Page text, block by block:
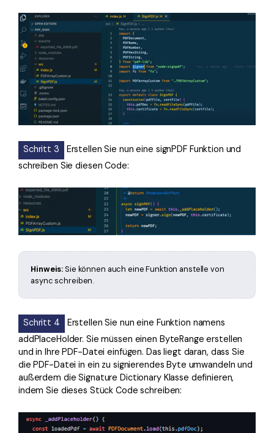
Schritt 3
Erstellen Sie nun eine signPDF Funktion und
schreiben Sie diesen Code:
Hinweis:Sie können auch eine Funktion anstelle von
async schreiben.
Schritt 4
Erstellen Sie nun eine Funktion namens
addPlaceHolder. Sie müssen einen ByteRange erstellen
und in Ihre PDF-Datei einfügen. Das liegt daran, dass Sie
die PDF-Datei in ein zu signierendes Byte umwandeln und
außerdem die Signature Dictionary Klasse definieren,
indem Sie dieses Stück Code schreiben: